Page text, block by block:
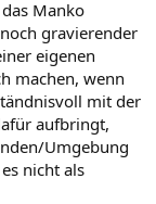
Manko
gravierender
eigenen
machen, wenn
mit der
aufbringt,
Umgebung
nicht als